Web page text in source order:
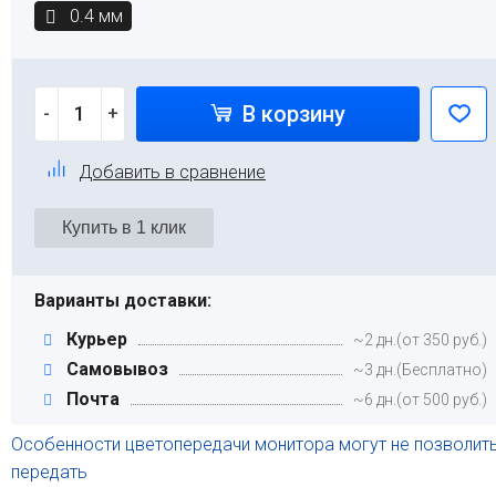
0.4 мм
- + В корзину
Добавить в сравнение
Варианты доставки:
Курьер
~2 дн.(от 350 руб.)
Самовывоз ~3 дн.(Бесплатно)
Почта ~6 дн.(от 500 руб.)
Особенности цветопередачи монитора могут не
передать